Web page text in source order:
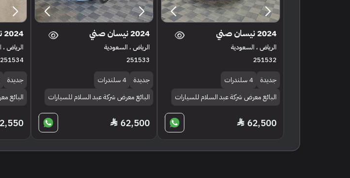
2024 نيسان صني
الرياض ، السعودية
251532
جديدة
4 سلندرات
البائع معرض شركة عبد السلام للسيارات
62,500
2024 نيسان صني
الرياض ، السعودية
251533
جديدة
4 سلندرات
البائع معرض شركة عبد السلام للسيارات
62,500
2024 نيسان صني
الرياض
251534
جديدة
البائع